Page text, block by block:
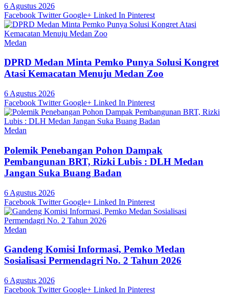
6 Agustus 2026
Facebook Twitter Google+ Linked In Pinterest
Medan
DPRD Medan Minta Pemko Punya Solusi Kongret
Atasi Kemacatan Menuju Medan Zoo
6 Agustus 2026
Facebook Twitter Google+ Linked In Pinterest
Medan
Polemik Penebangan Pohon Dampak
Pembangunan BRT, Rizki Lubis : DLH Medan
Jangan Suka Buang Badan
6 Agustus 2026
Facebook Twitter Google+ Linked In Pinterest
Medan
Gandeng Komisi Informasi, Pemko Medan
Sosialisasi Permendagri No. 2 Tahun 2026
6 Agustus 2026
Facebook Twitter Google+ Linked In Pinterest